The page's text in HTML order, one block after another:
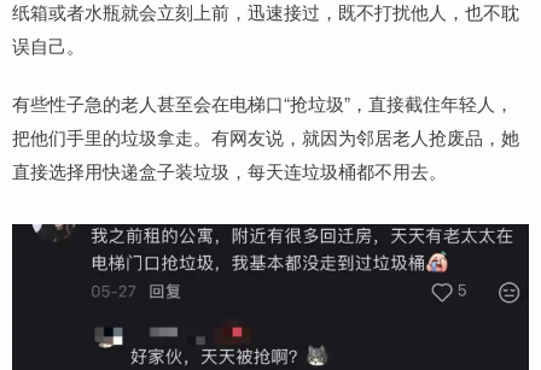
纸箱或者水瓶就会立刻上前，迅速接过，既不打扰他人，也不耽
误自己。
有些性子急的老人甚至会在电梯口“抢垃圾”，直接截住年轻人，
把他们手里的垃圾拿走。有网友说，就因为邻居老人抢废品，她
直接选择用快递盒子装垃圾，每天连垃圾桶都不用去。